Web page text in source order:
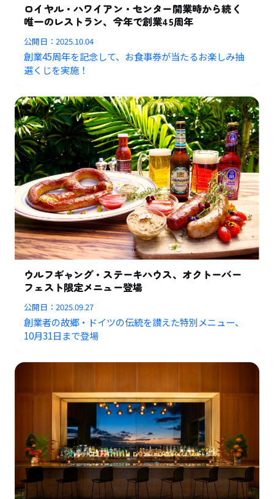
ロイヤル・ハワイアン・センター開業時から続く
唯一のレストラン、今年で創業45周年
公開日：2025.10.04
創業45周年を記念して、お食事券が当たるお楽しみ抽
選くじを実施！
ウルフギャング・ステーキハウス、オクトーバー
フェスト限定メニュー登場
公開日：2025.09.27
創業者の故郷・ドイツの伝統を讃えた特別メニュー、
10月31日まで登場